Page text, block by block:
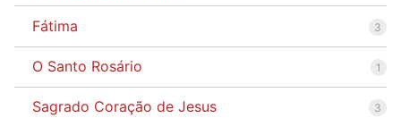
Fátima 3
O Santo Rosário 1
Sagrado Coração de Jesus 3